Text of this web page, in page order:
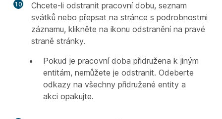
10
Chcete-li odstranit pracovní dobu, seznam
svátků nebo přepsat na stránce s podrobnostmi
záznamu, klikněte na ikonu odstranění na pravé
straně stránky.
Pokud je pracovní doba přidružena k jiným
entitám, nemůžete je odstranit. Odeberte
odkazy na všechny přidružené entity a
akci opakujte.